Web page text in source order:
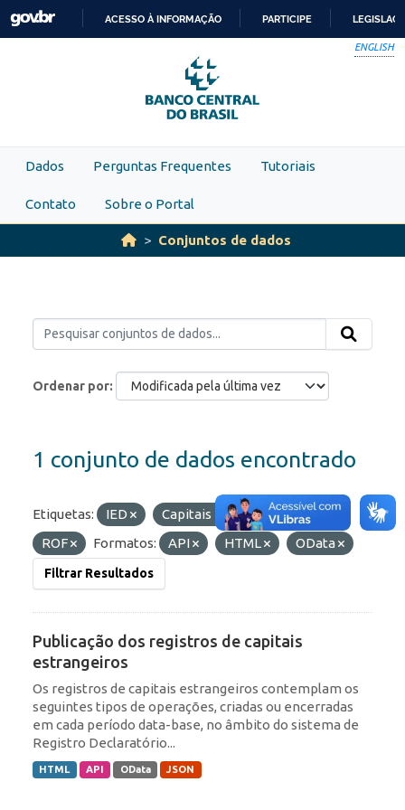
Skip to main content
PARA
O
CONTEÚDO
ACESSO À INFORMAÇÃO PARTICIPE
ENGLISH
Dados Perguntas Frequentes Tutoriais
Contato Sobre o Portal
Conjuntos de dados
Ordenar por
1 conjunto de dados encontrado
Etiquetas: IED
Capitais Estrangeiros
ROF
Formatos: API HTML OData
Filtrar Resultados
Publicação dos registros de capitais
estrangeiros
Os registros de capitais estrangeiros contemplam os
seguintes tipos de operações, criadas ou encerradas
em cada período data-base, no âmbito do sistema de
Registro Declaratório...
HTML API OData JSON